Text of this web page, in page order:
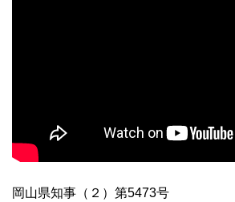
岡山県知事（２）第5473号